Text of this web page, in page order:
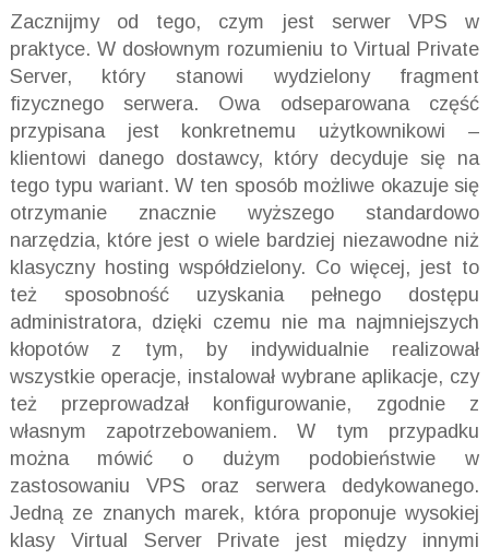
Zacznijmy od tego, czym jest serwer VPS w
praktyce. W dosłownym rozumieniu to Virtual Private
Server, który stanowi wydzielony fragment
fizycznego serwera. Owa odseparowana część
przypisana jest konkretnemu użytkownikowi –
klientowi danego dostawcy, który decyduje się na
tego typu wariant. W ten sposób możliwe okazuje się
otrzymanie znacznie wyższego standardowo
narzędzia, które jest o wiele bardziej niezawodne niż
klasyczny hosting współdzielony. Co więcej, jest to
też sposobność uzyskania pełnego dostępu
administratora, dzięki czemu nie ma najmniejszych
kłopotów z tym, by indywidualnie realizował
wszystkie operacje, instalował wybrane aplikacje, czy
też przeprowadzał konfigurowanie, zgodnie z
własnym zapotrzebowaniem. W tym przypadku
można mówić o dużym podobieństwie w
zastosowaniu VPS oraz serwera dedykowanego.
Jedną ze znanych marek, która proponuje wysokiej
klasy Virtual Server Private jest między innymi